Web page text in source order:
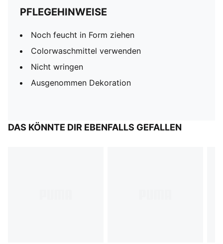
PFLEGEHINWEISE
Noch feucht in Form ziehen
Colorwaschmittel verwenden
Nicht wringen
Ausgenommen Dekoration
DAS KÖNNTE DIR EBENFALLS GEFALLEN